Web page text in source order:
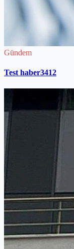
Gündem
Test haber3412